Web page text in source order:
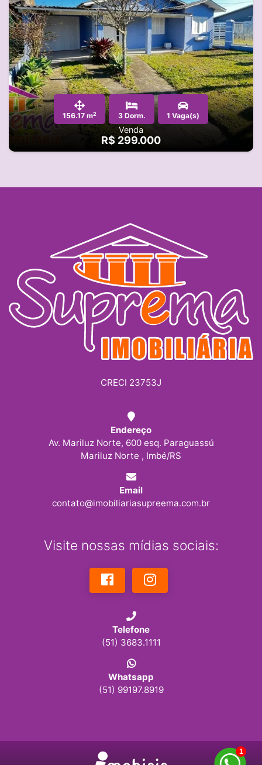
156.17 m2 3 Dorm. 1 Vaga(s)
Venda
R$ 299.000
CRECI 23753J
Endereço
Av. Mariluz Norte, 600 esq. Paraguassú
Mariluz Norte , Imbé/RS
Email
contato@imobiliariasupreema.com.br
Visite nossas mídias sociais:
Telefone
(51) 3683.1111
Whatsapp
(51) 99197.8919
1